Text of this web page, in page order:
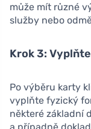
může mít různé
služby nebo
Krok 3:
Po výběru karty
vyplňte fyzický
některé základní
a případně